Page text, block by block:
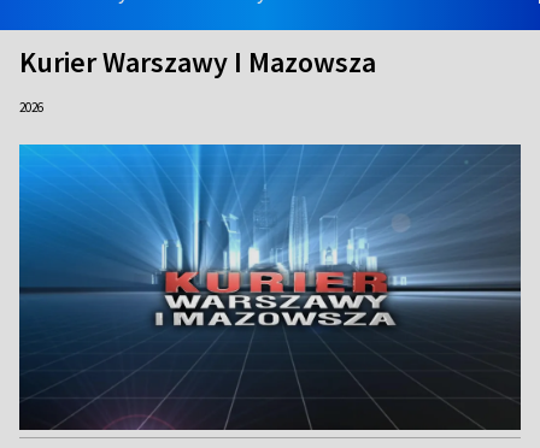
Kurier Warszawy I Mazowsza
2026